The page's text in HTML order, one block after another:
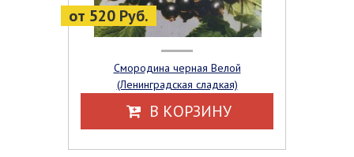
от 520 Руб.
Смородина черная Велой
(Ленинградская сладкая)
В КОРЗИНУ